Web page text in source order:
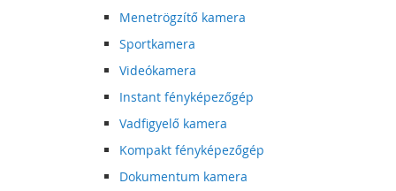
Menetrögzítő kamera
Sportkamera
Videókamera
Instant fényképezőgép
Vadfigyelő kamera
Kompakt fényképezőgép
Dokumentum kamera